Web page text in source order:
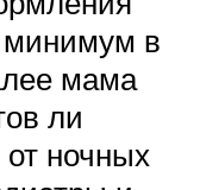
в
мама
ли
от ночных